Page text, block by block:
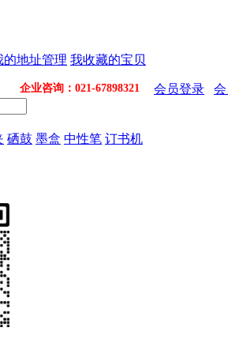
的地址管理 我收藏的宝贝
企业咨询：021-67898321 会员登录
硒鼓 墨盒 中性笔 订书机